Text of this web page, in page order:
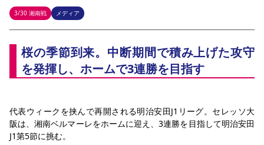
試合について
試合日程 / 結果 順位表
チームについて
選手・スタッフ スケジュール メディア情報 アクセス
アカデミー ハナサカプレーヤー 歴代所属選手
観戦する
チケット
チケット情報 販売スケジュール 価格・席種
購入方法
シーズンシート 法人シーズンシート 福祉サービス 団体チケット
観戦ガイド
初めて観戦ガイド キッズ向けサービス グルメ マッチデープログラム
観戦マナー&ルール
クラブを知る
クラブ紹介 沿革 シーズン記録 求人情報
サポートする
ファンクラブ
ニュース
3/30 湘南戦 メディア
桜の季節到来。中断期間で積み上げた攻守
を発揮し、ホームで3連勝を目指す
代表ウィークを挟んで再開される明治安田J1リーグ。セレッソ大
阪は、湘南ベルマーレをホームに迎え、3連勝を目指して明治安田
J1第5節に挑む。